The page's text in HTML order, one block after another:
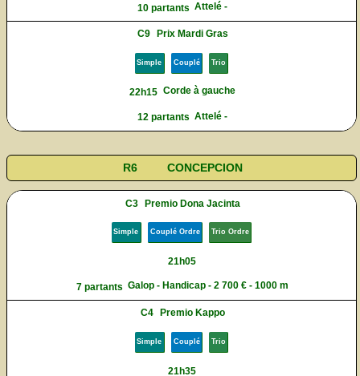
10 partants Attelé -
C9 Prix Mardi Gras
Simple Couplé Trio
22h15 Corde à gauche
12 partants Attelé -
R6 CONCEPCION
C3 Premio Dona Jacinta
Simple Couplé Ordre Trio Ordre
21h05
7 partants Galop - Handicap - 2 700 € - 1000 m
C4 Premio Kappo
Simple Couplé Trio
21h35